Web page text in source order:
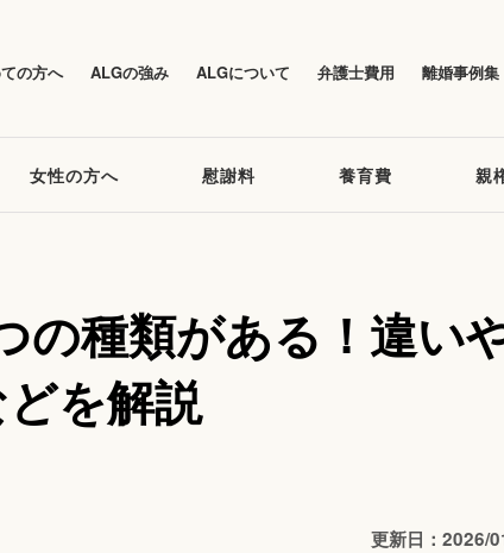
の方へ ALGの強み ALGについて 弁護士費用 離婚事例集
女性の方へ 慰謝料 養育費 親
の種類がある！違い
を解説
更新日：2026/